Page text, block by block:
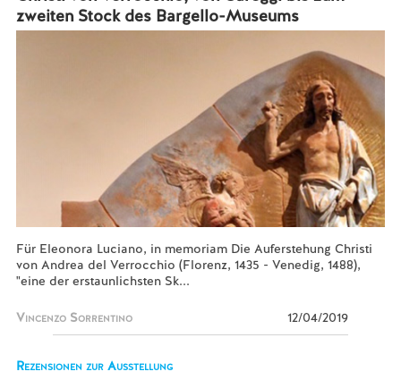
zweiten Stock des Bargello-Museums
Für Eleonora Luciano, in memoriam Die Auferstehung Christi
von Andrea del Verrocchio (Florenz, 1435 - Venedig, 1488),
"eine der erstaunlichsten Sk...
Vincenzo Sorrentino 12/04/2019
Rezensionen zur Ausstellung